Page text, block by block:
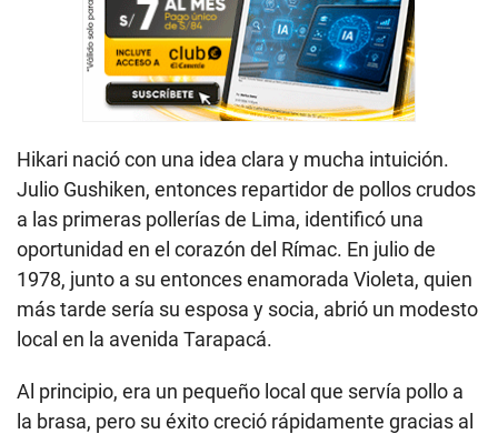
Hikari nació con una idea clara y mucha intuición.
Julio Gushiken, entonces repartidor de pollos crudos
a las primeras pollerías de Lima, identificó una
oportunidad en el corazón del Rímac. En julio de
1978, junto a su entonces enamorada Violeta, quien
más tarde sería su esposa y socia, abrió un modesto
local en la avenida Tarapacá.
Al principio, era un pequeño local que servía pollo a
la brasa, pero su éxito creció rápidamente gracias al